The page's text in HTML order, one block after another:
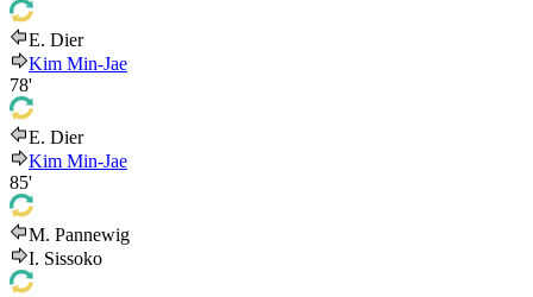
E. Dier
Kim Min-Jae
78'
E. Dier
Kim Min-Jae
85'
M. Pannewig
I. Sissoko